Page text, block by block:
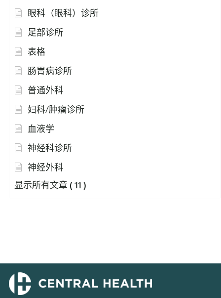
眼科（眼科）诊所
足部诊所
表格
肠胃病诊所
普通外科
妇科/肿瘤诊所
血液学
神经科诊所
神经外科
显示所有文章 ( 11 )